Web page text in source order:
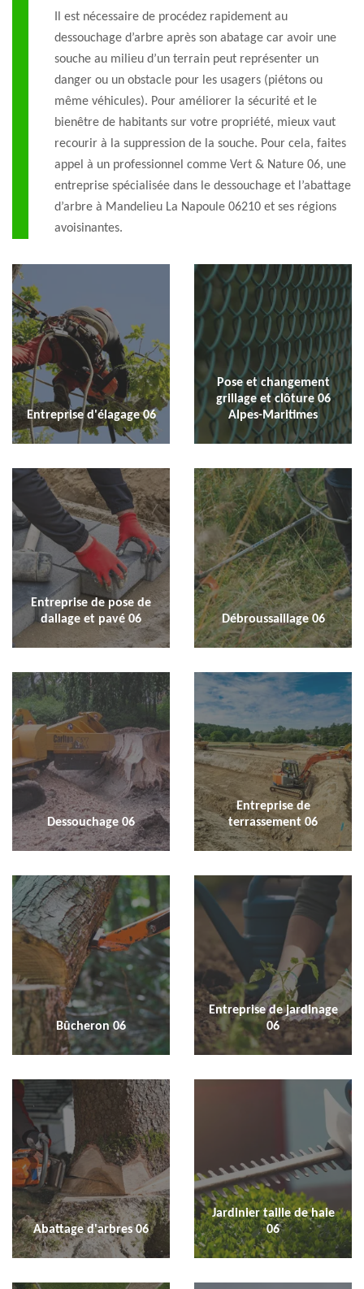
Il est nécessaire de procédez rapidement au
dessouchage d’arbre après son abatage car avoir une
souche au milieu d’un terrain peut représenter un
danger ou un obstacle pour les usagers (piétons ou
même véhicules). Pour améliorer la sécurité et le
bienêtre de habitants sur votre propriété, mieux vaut
recourir à la suppression de la souche. Pour cela, faites
appel à un professionnel comme Vert & Nature 06, une
entreprise spécialisée dans le dessouchage et l’abattage
d’arbre à Mandelieu La Napoule 06210 et ses régions
avoisinantes.
Entreprise d'élagage 06
Pose et changement
grillage et clôture 06
Alpes-Maritimes
Entreprise de pose de
dallage et pavé 06
Débroussaillage 06
Dessouchage 06
Entreprise de
terrassement 06
Bûcheron 06
Entreprise de jardinage
06
Abattage d'arbres 06
Jardinier taille de haie
06